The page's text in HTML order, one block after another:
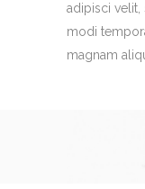
adipisci velit,
modi
magnam